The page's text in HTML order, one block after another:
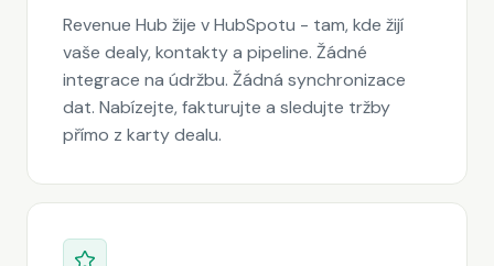
Revenue Hub žije v HubSpotu - tam, kde žijí
vaše dealy, kontakty a pipeline. Žádné
integrace na údržbu. Žádná synchronizace
dat. Nabízejte, fakturujte a sledujte tržby
přímo z karty dealu.